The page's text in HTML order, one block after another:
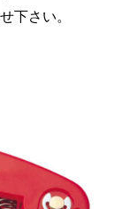
下さい。